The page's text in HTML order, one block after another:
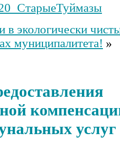
в экологически
муниципалитета! »
услуг